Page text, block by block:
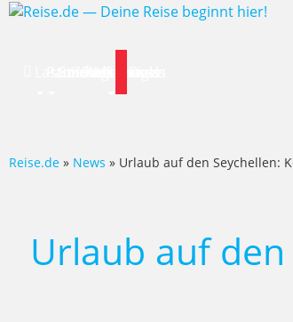
Reise.de » News » Urlaub auf den Seychellen:
Urlaub auf